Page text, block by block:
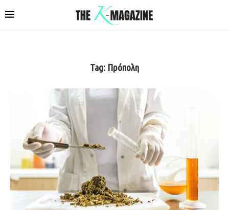
Tag: Πρόπολη